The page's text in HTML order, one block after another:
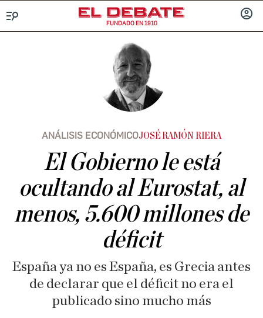
FUNDADO EN 1910
ANÁLISIS ECONÓMICOJOSÉ RAMÓN RIERA
El Gobierno le está
ocultando al Eurostat, al
menos, 5.600 millones de
déficit
España ya no es España, es Grecia antes
de declarar que el déficit no era el
publicado sino mucho más